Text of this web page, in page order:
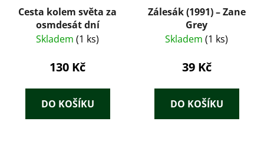
Cesta kolem světa za
osmdesát dní
Skladem (1 ks)
130 Kč
DO KOŠÍKU
Zálesák (1991) – Zane
Grey
Skladem (1 ks)
39 Kč
DO KOŠÍKU